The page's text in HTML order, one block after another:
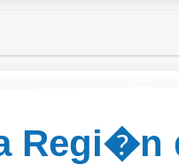
Regi�n